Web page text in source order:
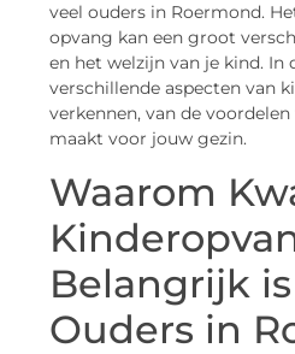
veel ouders in Roermond.
opvang kan een groot
en het welzijn van je kind. In
verschillende aspecten van
verkennen, van de
maakt voor jouw gezin.
Waarom
Belangrijk
Ouders in